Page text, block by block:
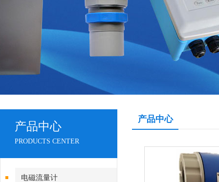
产品中心
PRODUCTS CENTER
电磁流量计
产品中心